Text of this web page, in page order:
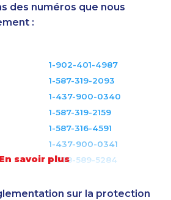
des numéros que nous
:
En savoir plus
1-902-401-4987
1-587-319-2093
1-437-900-0340
1-587-319-2159
1-587-316-4591
1-437-900-0341
1-778-589-5284
1-587-651-0237
sur la protection